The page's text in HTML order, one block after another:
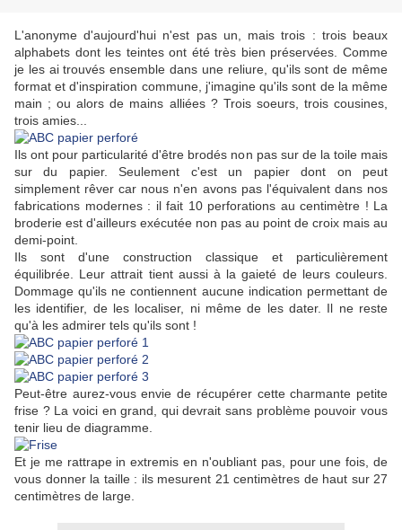
L'anonyme d'aujourd'hui n'est pas un, mais trois : trois beaux
alphabets dont les teintes ont été très bien préservées. Comme
je les ai trouvés ensemble dans une reliure, qu'ils sont de même
format et d'inspiration commune, j'imagine qu'ils sont de la même
main ; ou alors de mains alliées ? Trois soeurs, trois cousines,
trois amies...
Ils ont pour particularité d'être brodés non pas sur de la toile mais
sur du papier. Seulement c'est un papier dont on peut
simplement rêver car nous n'en avons pas l'équivalent dans nos
fabrications modernes : il fait 10 perforations au centimètre ! La
broderie est d'ailleurs exécutée non pas au point de croix mais au
demi-point.
Ils sont d'une construction classique et particulièrement
équilibrée. Leur attrait tient aussi à la gaieté de leurs couleurs.
Dommage qu'ils ne contiennent aucune indication permettant de
les identifier, de les localiser, ni même de les dater. Il ne reste
qu'à les admirer tels qu'ils sont !
Peut-être aurez-vous envie de récupérer cette charmante petite
frise ? La voici en grand, qui devrait sans problème pouvoir vous
tenir lieu de diagramme.
Et je me rattrape in extremis en n'oubliant pas, pour une fois, de
vous donner la taille : ils mesurent 21 centimètres de haut sur 27
centimètres de large.